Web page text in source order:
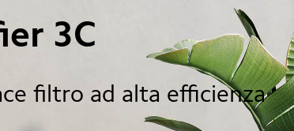
3C
filtro ad alta efficienza